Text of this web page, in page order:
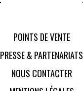
POINTS DE VENTE
PRESSE & PARTENARIATS
NOUS CONTACTER